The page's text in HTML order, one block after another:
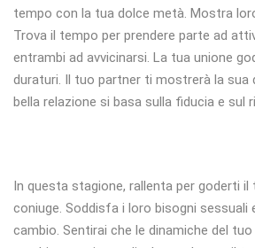
tempo con la tua dolce metà. Mostra
Trova il tempo per prendere parte ad
entrambi ad avvicinarsi. La tua unione
duraturi. Il tuo partner ti mostrerà la sua
bella relazione si basa sulla fiducia e sul
In questa stagione, rallenta per goderti
coniuge. Soddisfa i loro bisogni sessuali
cambio. Sentirai che le dinamiche del